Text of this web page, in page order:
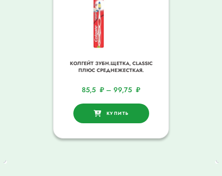
КОЛГЕЙТ ЗУБН.ЩЕТКА, CLASSIC
ПЛЮС СРЕДНЕЖЕСТКАЯ.
85,5 ₽ – 99,75 ₽
КУПИТЬ